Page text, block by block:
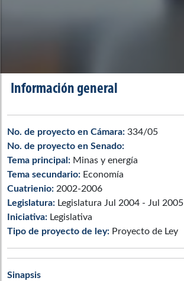
Información general
No. de proyecto en Cámara: 334/05
No. de proyecto en Senado:
Tema principal: Minas y energía
Tema secundario: Economía
Cuatrienio: 2002-2006
Legislatura: Legislatura Jul 2004 - Jul 2005
Iniciativa: Legislativa
Tipo de proyecto de ley: Proyecto de Ley
Sinapsis